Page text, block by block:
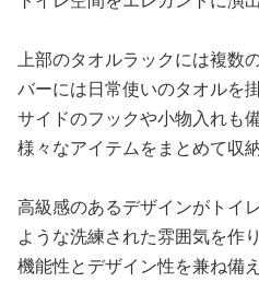
上部のタオルラックには複数
バーには日常使いのタオルを
サイドのフックや小物入れも
様々なアイテムをまとめて収
高級感のあるデザインがトイ
ような洗練された雰囲気を作
機能性とデザイン性を兼ね備